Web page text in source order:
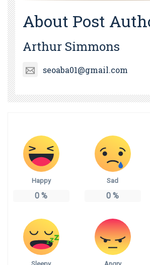
About Post
Arthur Simmons
seoaba01@gmail.com
Happy
0 %
Sad
0 %